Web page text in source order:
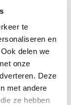
te
en
delen we
onze
Deze
met andere
ze hebben
collega's?